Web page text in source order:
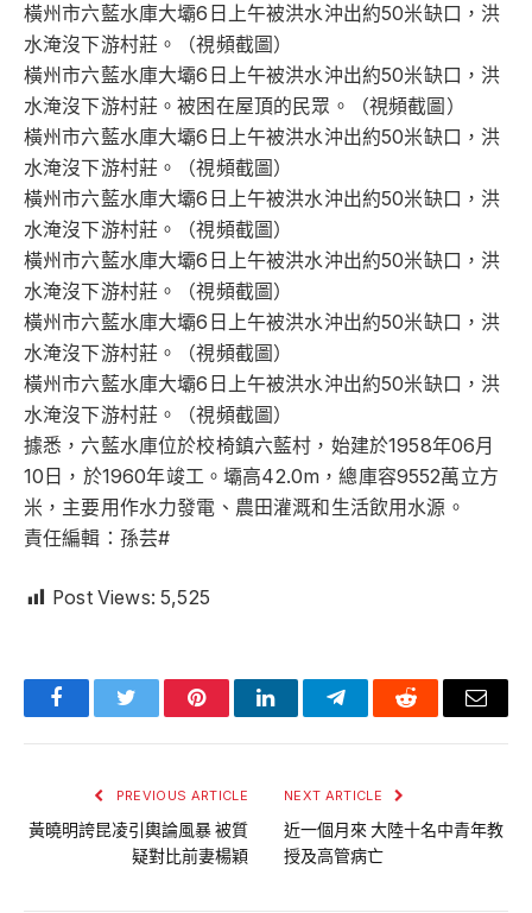
橫州市六藍水庫大壩6日上午被洪水沖出約50米缺口，洪
水淹沒下游村莊。（視頻截圖）
橫州市六藍水庫大壩6日上午被洪水沖出約50米缺口，洪
水淹沒下游村莊。被困在屋頂的民眾。（視頻截圖）
橫州市六藍水庫大壩6日上午被洪水沖出約50米缺口，洪
水淹沒下游村莊。（視頻截圖）
橫州市六藍水庫大壩6日上午被洪水沖出約50米缺口，洪
水淹沒下游村莊。（視頻截圖）
橫州市六藍水庫大壩6日上午被洪水沖出約50米缺口，洪
水淹沒下游村莊。（視頻截圖）
橫州市六藍水庫大壩6日上午被洪水沖出約50米缺口，洪
水淹沒下游村莊。（視頻截圖）
橫州市六藍水庫大壩6日上午被洪水沖出約50米缺口，洪
水淹沒下游村莊。（視頻截圖）
據悉，六藍水庫位於校椅鎮六藍村，始建於1958年06月
10日，於1960年竣工。壩高42.0m，總庫容9552萬立方
米，主要用作水力發電、農田灌溉和生活飲用水源。
責任編輯：孫芸#
Post Views: 5,525
FacebookTwitter PinterestLinkedInTelegramReddit Email
PREVIOUS ARTICLE
黃曉明誇昆凌引輿論風暴 被質
疑對比前妻楊穎
NEXT ARTICLE
近一個月來 大陸十名中青年教
授及高管病亡